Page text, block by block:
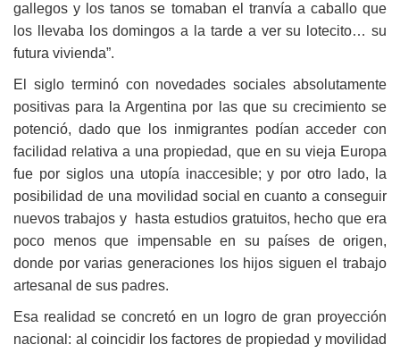
gallegos y los tanos se tomaban el tranvía a caballo que
los llevaba los domingos a la tarde a ver su lotecito… su
futura vivienda”.
El siglo terminó con novedades sociales absolutamente
positivas para la Argentina por las que su crecimiento se
potenció, dado que los inmigrantes podían acceder con
facilidad relativa a una propiedad, que en su vieja Europa
fue por siglos una utopía inaccesible; y por otro lado, la
posibilidad de una movilidad social en cuanto a conseguir
nuevos trabajos y hasta estudios gratuitos, hecho que era
poco menos que impensable en su países de origen,
donde por varias generaciones los hijos siguen el trabajo
artesanal de sus padres.
Esa realidad se concretó en un logro de gran proyección
nacional: al coincidir los factores de propiedad y movilidad